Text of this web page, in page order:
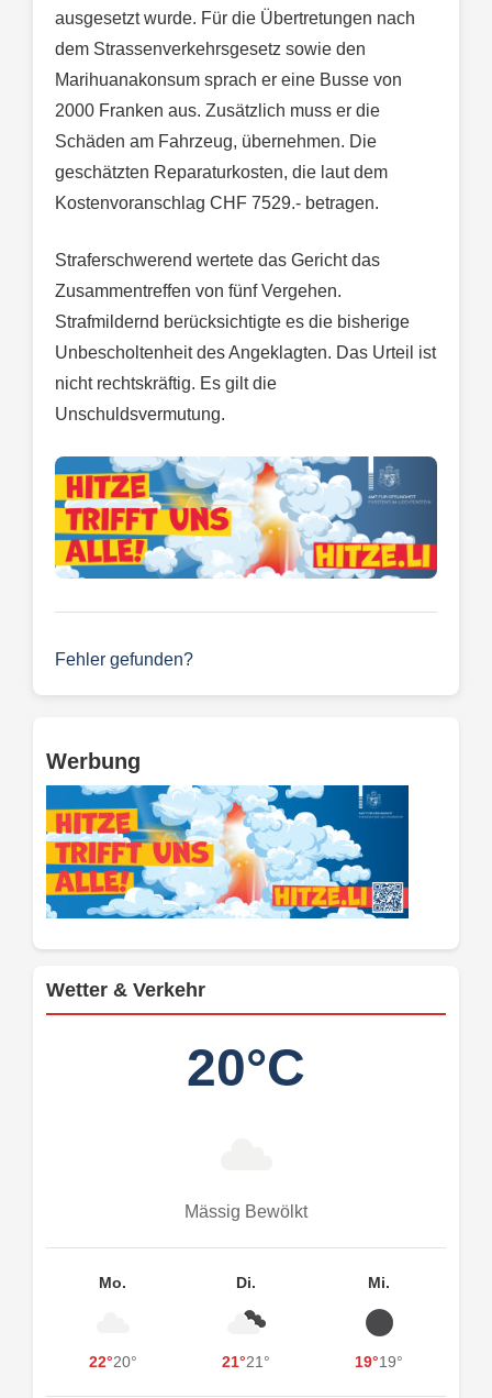
ausgesetzt wurde. Für die Übertretungen nach
dem Strassenverkehrsgesetz sowie den
Marihuanakonsum sprach er eine Busse von
2000 Franken aus. Zusätzlich muss er die
Schäden am Fahrzeug, übernehmen. Die
geschätzten Reparaturkosten, die laut dem
Kostenvoranschlag CHF 7529.- betragen.
Straferschwerend wertete das Gericht das
Zusammentreffen von fünf Vergehen.
Strafmildernd berücksichtigte es die bisherige
Unbescholtenheit des Angeklagten. Das Urteil ist
nicht rechtskräftig. Es gilt die
Unschuldsvermutung.
Fehler gefunden?
Werbung
Wetter & Verkehr
20°C
Mässig Bewölkt
Mo.
22°20°
Di.
21°21°
Mi.
19°19°